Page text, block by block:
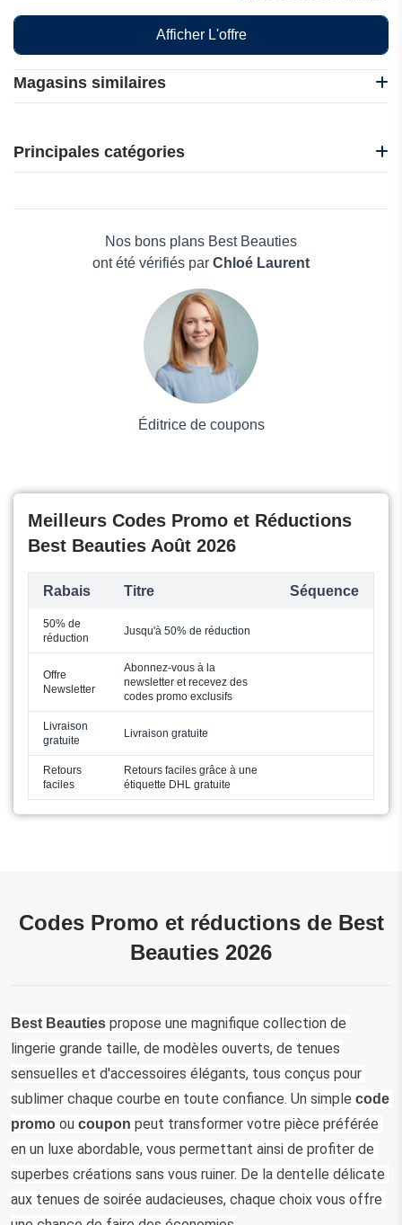
Magasins similaires
Made in France
Wicked Weasel
The Tight Spot
Agent Provocateur
Principales catégories
Maison & JardinNos bons plans Best Beauties
ont été vérifiés par Chloé Laurent
Éditrice de coupons
Afficher L'offre
Meilleurs Codes Promo et Réductions
Best Beauties Août 2026
Rabais Titre Séquence
50% de
réduction
Jusqu'à 50% de réduction
Offre
Newsletter
Abonnez-vous à la
newsletter et recevez des
codes promo exclusifs
Livraison
gratuite
Livraison gratuite
Retours
faciles
Retours faciles grâce à une
étiquette DHL gratuite
Codes Promo et réductions de Best
Beauties 2026
Best Beauties propose une magnifique collection de
lingerie grande taille, de modèles ouverts, de tenues
sensuelles et d'accessoires élégants, tous conçus pour
sublimer chaque courbe en toute confiance. Un simple code
promo ou coupon peut transformer votre pièce préférée
en un luxe abordable, vous permettant ainsi de profiter de
superbes créations sans vous ruiner. De la dentelle délicate
aux tenues de soirée audacieuses, chaque choix vous offre